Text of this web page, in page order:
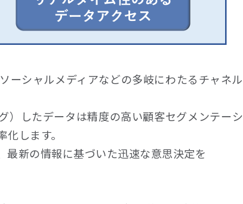
ーシャルメディアなどの多岐にわたるチャネル
）したデータは精度の高い顧客セグメンテーシ
します。
最新の情報に基づいた迅速な意思決定を